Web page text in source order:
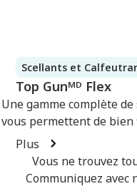
Scellants et
Top Gunᴹᴰ Flex
Une gamme complète
vous permettent de
Plus
Vous ne trouvez
Communiquez avec